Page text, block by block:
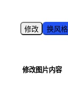
修改 换风格
修改图片内容